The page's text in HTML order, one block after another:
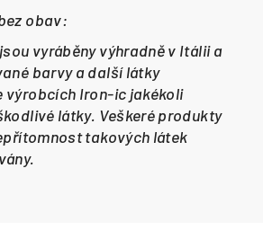
obav:
vyráběny výhradně v Itálii a
barvy a další látky
výrobcích Iron-ic jakékoli
látky. Veškeré produkty
takových látek